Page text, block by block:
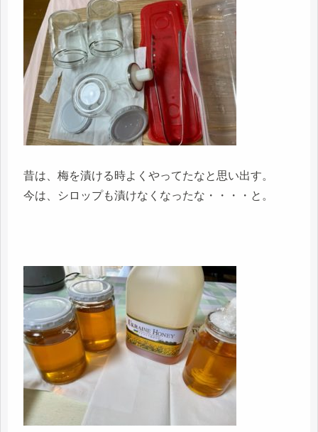
昔は、梅を漬ける時よくやってたなと思い出す。
今は、シロップも漬けなくなったな・・・・と。